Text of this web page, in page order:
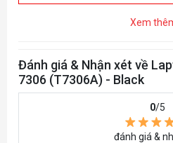
VGA Intel Iris Xe
512GB PCIe
Xem
Đánh giá & Nhận xét về
7306 (T7306A) - Black
0/5
đánh giá &